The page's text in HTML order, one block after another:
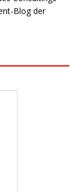
Blog der